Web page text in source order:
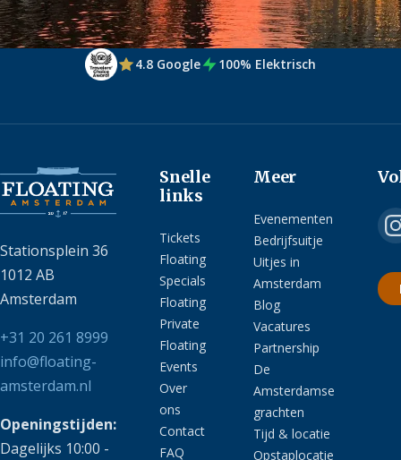
4.8 Google 100% Elektrisch
Stationsplein 36
1012 AB
Amsterdam
+31 20 261 8999
info@floating-
amsterdam.nl
Openingstijden:
Dagelijks 10:00 -
Snelle
links
Tickets
Floating
Specials
Floating
Private
Floating
Events
Over
ons
Contact
FAQ
Meer
Evenementen
Bedrijfsuitje
Uitjes in
Amsterdam
Blog
Vacatures
Partnership
De
Amsterdamse
grachten
Tijd & locatie
Opstaplocatie